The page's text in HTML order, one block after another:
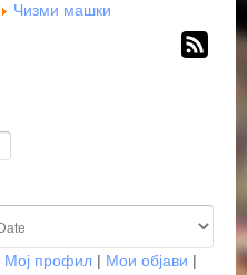
Чизми машки
Мој профил| Мои објави |